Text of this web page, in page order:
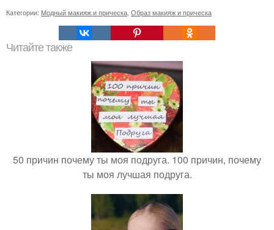
Категории: Модный макияж и прическа Образ макияж и прическа
Читайте также
50 причин почему ты моя подруга. 100 причин, почему
ты моя лучшая подруга.